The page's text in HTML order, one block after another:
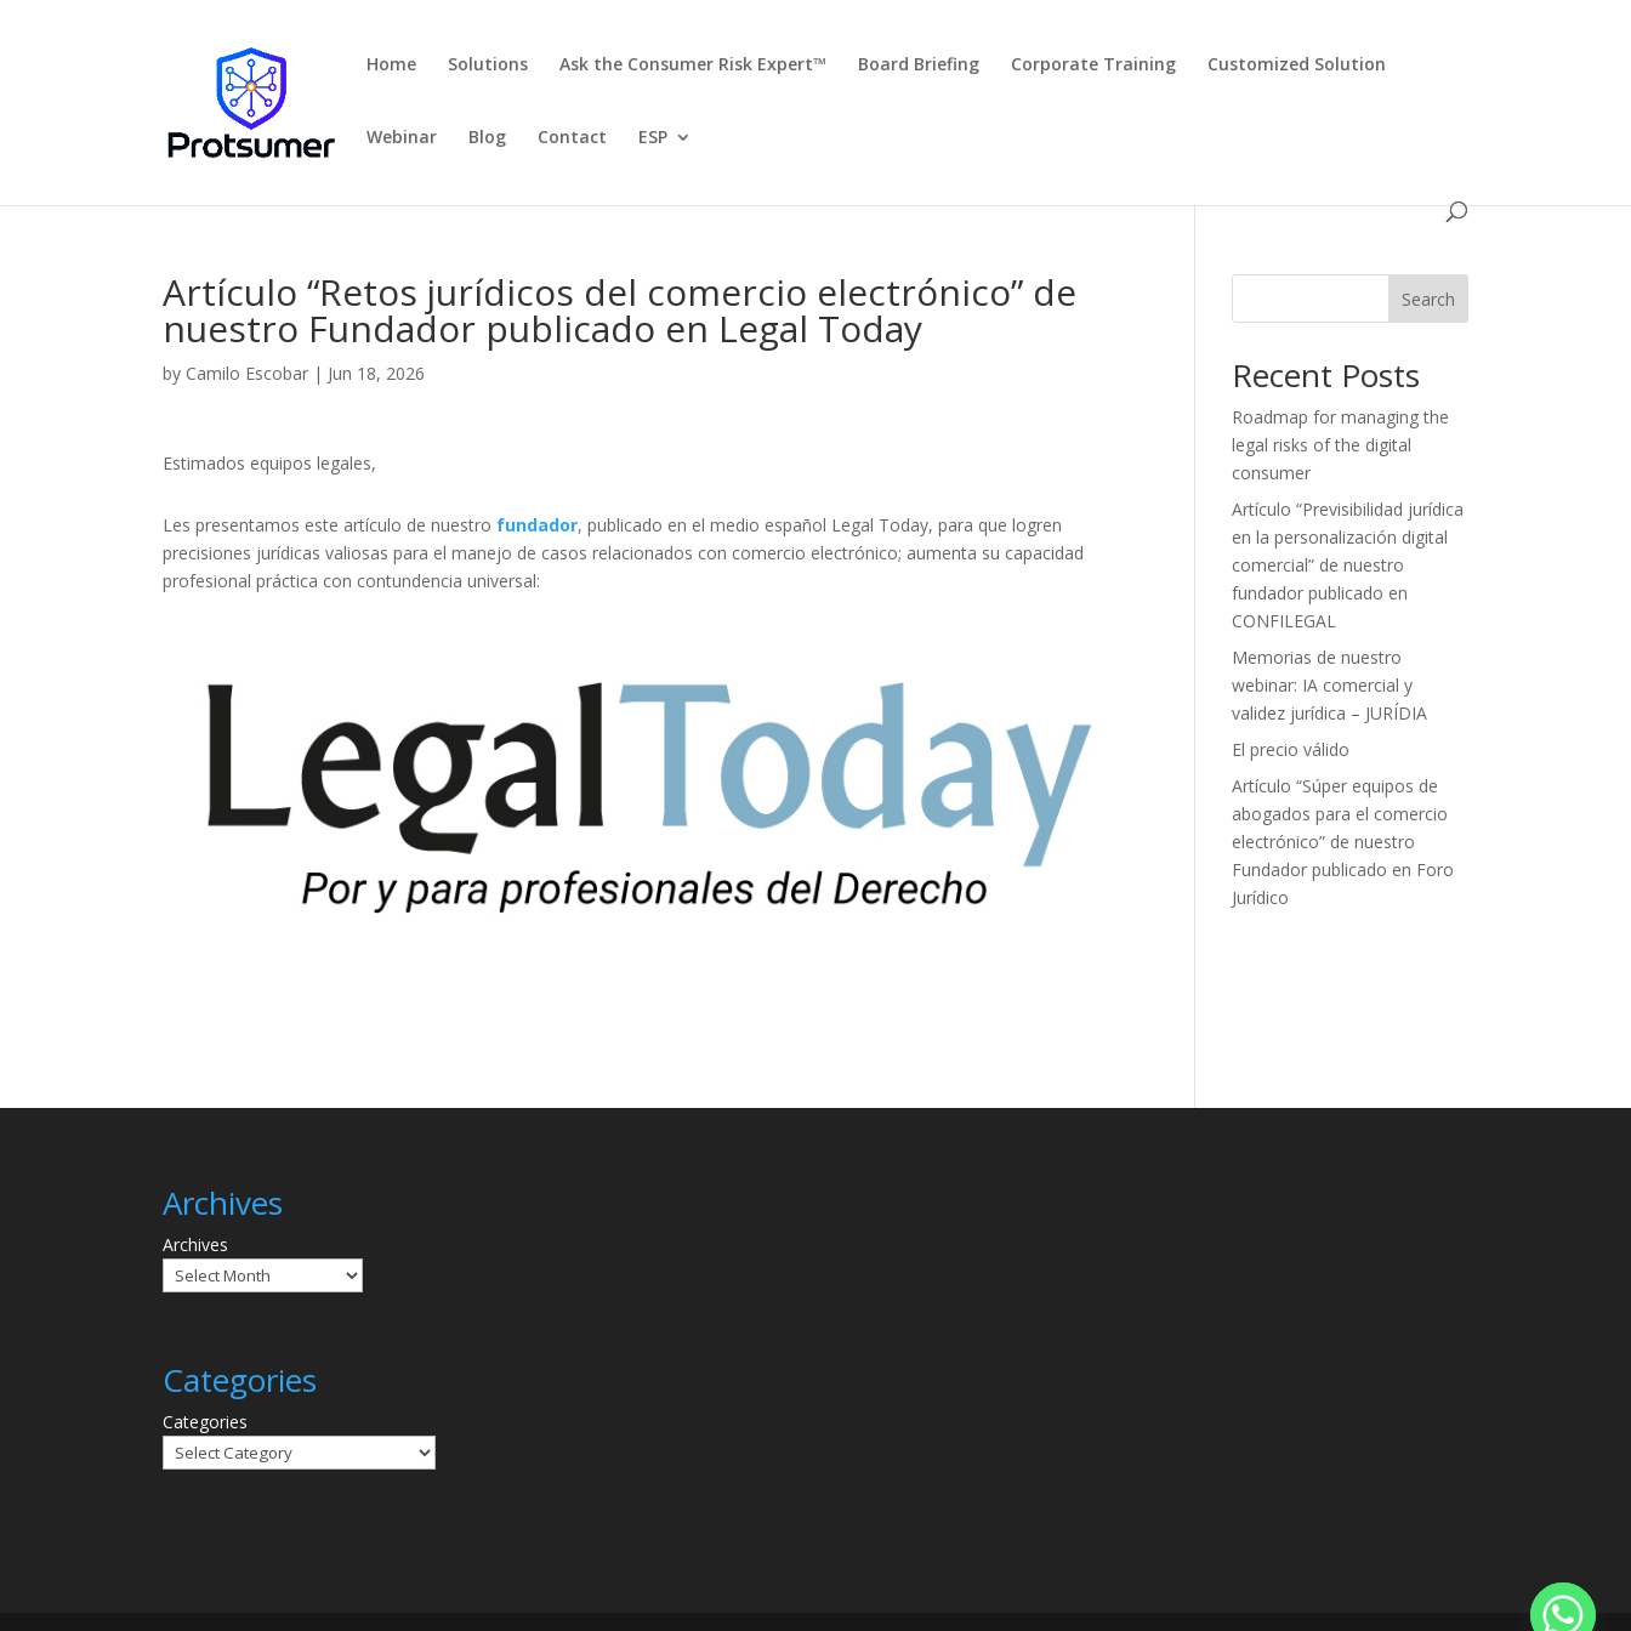
Home Solutions Ask the Consumer Risk Expert™ Board Briefing Corporate Training Customized Solution
Webinar Blog Contact ESP
Artículo “Retos jurídicos del comercio electrónico” de
nuestro Fundador publicado en Legal Today
by Camilo Escobar | Jun 18, 2026
Estimados equipos legales,
Les presentamos este artículo de nuestro fundador, publicado en el medio español Legal Today, para que logren
precisiones jurídicas valiosas para el manejo de casos relacionados con comercio electrónico; aumenta su capacidad
profesional práctica con contundencia universal:
Search
Recent Posts
Roadmap for managing the
legal risks of the digital
consumer
Artículo “Previsibilidad jurídica
en la personalización digital
comercial” de nuestro
fundador publicado en
CONFILEGAL
Memorias de nuestro
webinar: IA comercial y
validez jurídica – JURÍDIA
El precio válido
Artículo “Súper equipos de
abogados para el comercio
electrónico” de nuestro
Fundador publicado en Foro
Jurídico
Archives
Archives
Categories
Categories